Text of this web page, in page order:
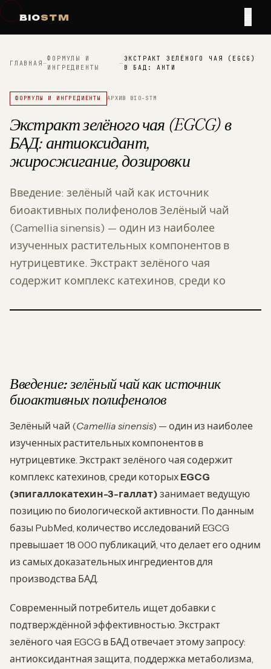
BIOSTM
ГЛАВНАЯ—
ФОРМУЛЫ И
ИНГРЕДИЕНТЫ
—
ЭКСТРАКТ ЗЕЛЁНОГО ЧАЯ (EGCG)
В БАД: АНТИ
ФОРМУЛЫ И ИНГРЕДИЕНТЫ АРХИВ BIO-STM
Экстракт зелёного чая (EGCG) в
БАД: антиоксидант,
жиросжигание, дозировки
Введение: зелёный чай как источник
биоактивных полифенолов Зелёный чай
(Camellia sinensis) — один из наиболее
изученных растительных компонентов в
нутрицевтике. Экстракт зелёного чая
содержит комплекс катехинов, среди ко
Введение: зелёный чай как источник
биоактивных полифенолов
Зелёный чай (Camellia sinensis) — один из наиболее
изученных растительных компонентов в
нутрицевтике. Экстракт зелёного чая содержит
комплекс катехинов, среди которых EGCG
(эпигаллокатехин-3-галлат) занимает ведущую
позицию по биологической активности. По данным
базы PubMed, количество исследований EGCG
превышает 18 000 публикаций, что делает его одним
из самых доказательных ингредиентов для
производства БАД.
Современный потребитель ищет добавки с
подтверждённой эффективностью. Экстракт
зелёного чая EGCG в БАД отвечает этому запросу:
антиоксидантная защита, поддержка метаболизма,